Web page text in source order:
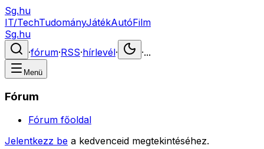
Sg.hu
IT/TechTudományJátékAutóFilm
Sg.hu
·fórum·RSS·hírlevél· ·...
Menü
Fórum
Fórum főoldal
Jelentkezz be a kedvenceid megtekintéséhez.